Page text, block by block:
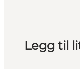
Legg til